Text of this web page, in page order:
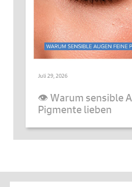
Juli 29, 2026
👁️ Warum sensible
Pigmente lieben